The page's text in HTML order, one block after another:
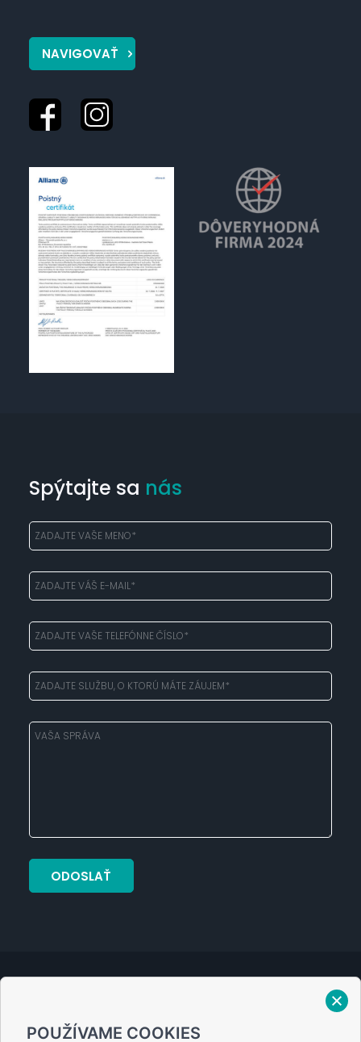
POUŽÍVAME COOKIES
NAVIGOVAŤ
Spýtajte sa nás